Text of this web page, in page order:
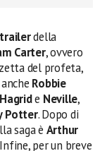
trailerdella
Carter, ovvero
del profeta,
Robbie
Hagride Neville,
Potter. Dopo di
saga è Arthur
per un breve